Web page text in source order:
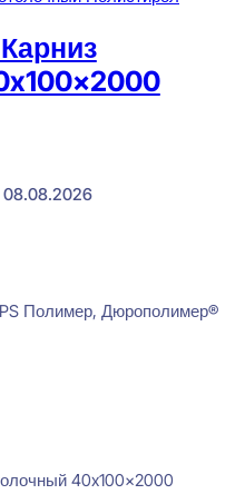
08.08.2026
Полимер, Дюрополимер®
40x100x2000